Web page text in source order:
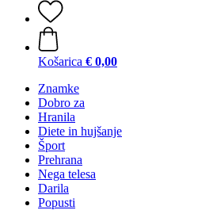
Košarica € 0,00
Znamke
Dobro za
Hranila
Diete in hujšanje
Šport
Prehrana
Nega telesa
Darila
Popusti